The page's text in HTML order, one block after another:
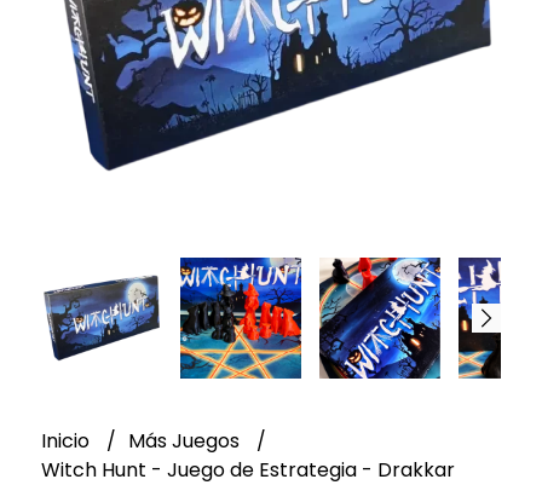
Inicio
Más Juegos
Witch Hunt - Juego de Estrategia - Drakkar